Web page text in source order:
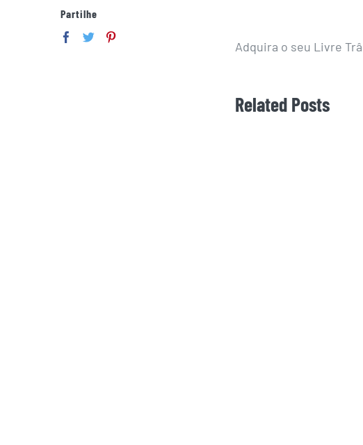
Adquira o seu Livre
Related Posts
Partilhe